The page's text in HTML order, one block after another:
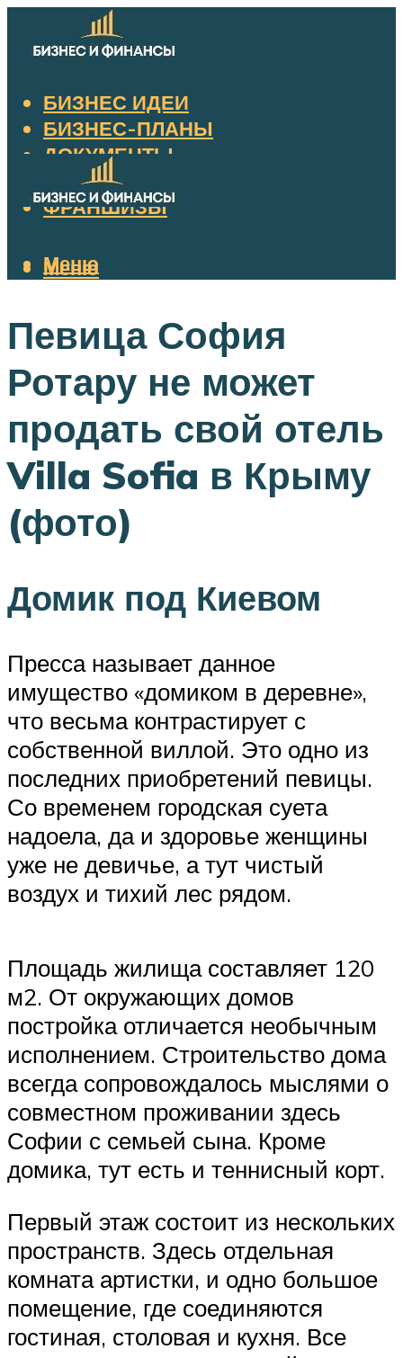
БИЗНЕС ИДЕИ
БИЗНЕС-ПЛАНЫ
ДОКУМЕНТЫ
НАЛОГИ
ФРАНШИЗЫ
Меню
Меню
Певица София
Ротару не может
продать свой отель
Villa Sofia в Крыму
(фото)
Домик под Киевом
Пресса называет данное
имущество «домиком в деревне»,
что весьма контрастирует с
собственной виллой. Это одно из
последних приобретений певицы.
Со временем городская суета
надоела, да и здоровье женщины
уже не девичье, а тут чистый
воздух и тихий лес рядом.
Площадь жилища составляет 120
м2. От окружающих домов
постройка отличается необычным
исполнением. Строительство дома
всегда сопровождалось мыслями о
совместном проживании здесь
Софии с семьей сына. Кроме
домика, тут есть и теннисный корт.
Первый этаж состоит из нескольких
пространств. Здесь отдельная
комната артистки, и одно большое
помещение, где соединяются
гостиная, столовая и кухня. Все